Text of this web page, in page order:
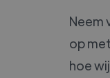
Neem
op
hoe